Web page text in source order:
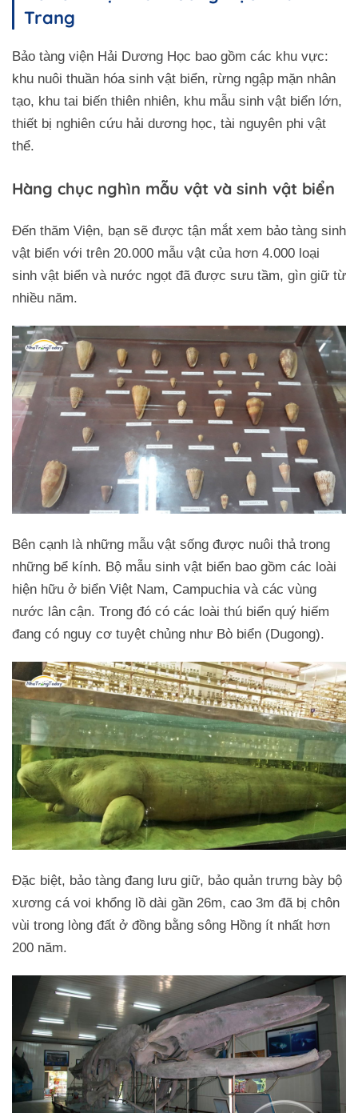
Trang
Bảo tàng viện Hải Dương Học bao gồm các khu vực:
khu nuôi thuần hóa sinh vật biển, rừng ngập mặn nhân
tạo, khu tai biến thiên nhiên, khu mẫu sinh vật biển lớn,
thiết bị nghiên cứu hải dương học, tài nguyên phi vật
thể.
Hàng chục nghìn mẫu vật và sinh vật biển
Đến thăm Viện, bạn sẽ được tận mắt xem bảo tàng sinh
vật biển với trên 20.000 mẫu vật của hơn 4.000 loại
sinh vật biển và nước ngọt đã được sưu tầm, gìn giữ từ
nhiều năm.
Bên cạnh là những mẫu vật sống được nuôi thả trong
những bể kính. Bộ mẫu sinh vật biển bao gồm các loài
hiện hữu ở biển Việt Nam, Campuchia và các vùng
nước lân cận. Trong đó có các loài thú biển quý hiếm
đang có nguy cơ tuyệt chủng như Bò biển (Dugong).
Đặc biệt, bảo tàng đang lưu giữ, bảo quản trưng bày bộ
xương cá voi khổng lồ dài gần 26m, cao 3m đã bị chôn
vùi trong lòng đất ở đồng bằng sông Hồng ít nhất hơn
200 năm.